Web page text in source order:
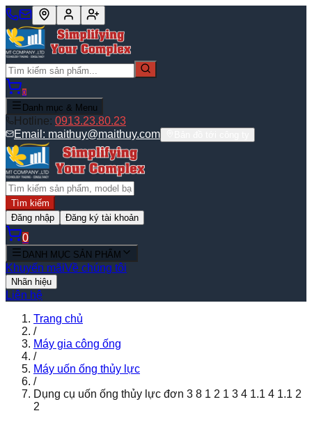
0
Danh mục & Menu
Hotline: 0913.23.80.23
Email: maithuy@maithuy.com
Tìm kiếm
Đăng nhập
Đăng ký tài khoản
0
DANH MỤC SẢN PHẨM
Khuyến mãiVề chúng tôi
Nhãn hiệu
Liên hệ
Trang chủ
/
Máy gia công ống
/
Máy uốn ống thủy lực
/
Dụng cụ uốn ống thủy lực đơn 3 8 1 2 1 3 4 1.1 4 1.1 2
2